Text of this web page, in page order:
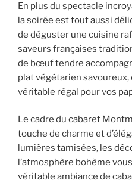
En plus du spectacle
la soirée est tout aussi
de déguster une cuisine
saveurs françaises
de bœuf tendre
plat végétarien savoureux,
véritable régal pour vos
Le cadre du cabaret
touche de charme et
lumières tamisées, les
l’atmosphère bohème
véritable ambiance de